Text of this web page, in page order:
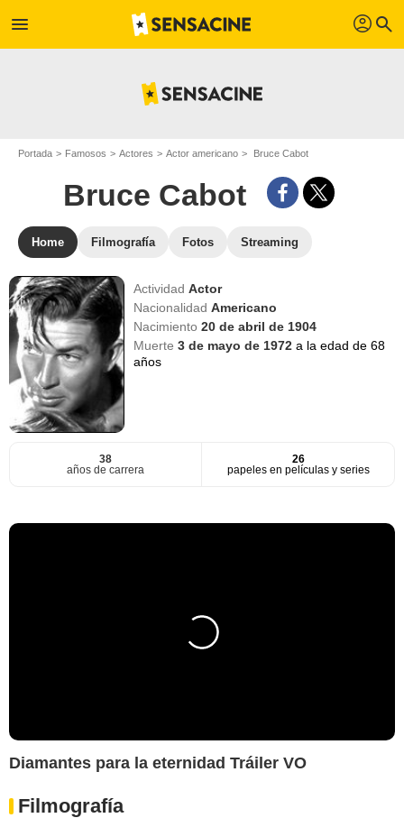
menu profil search
Portada Famosos Actores Actor americano Bruce Cabot
Bruce Cabot
Home Filmografía Fotos Streaming
ActividadActor
NacionalidadAmericano
Nacimiento20 de abril de 1904
Muerte3 de mayo de 1972a la edad de 68
años
38
años de carrera
26
papeles en películas y series
Diamantes para la eternidad Tráiler VO
Filmografía